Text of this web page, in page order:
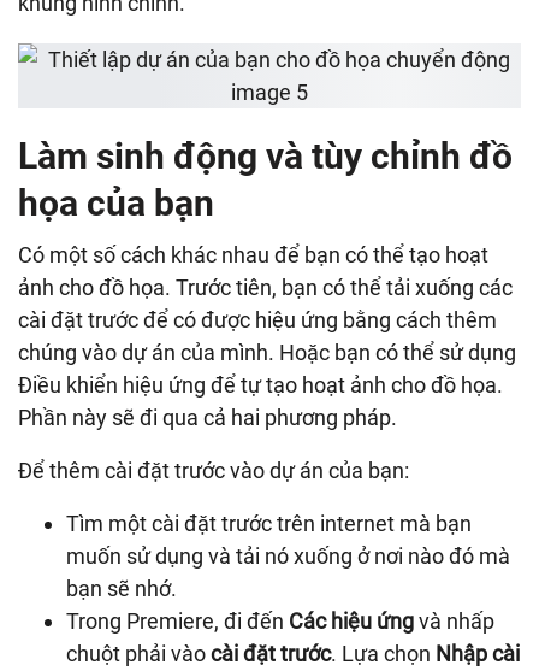
Làm sinh động và tùy chỉnh đồ
họa của bạn
Có một số cách khác nhau để bạn có thể tạo hoạt
ảnh cho đồ họa. Trước tiên, bạn có thể tải xuống các
cài đặt trước để có được hiệu ứng bằng cách thêm
chúng vào dự án của mình. Hoặc bạn có thể sử dụng
Điều khiển hiệu ứng để tự tạo hoạt ảnh cho đồ họa.
Phần này sẽ đi qua cả hai phương pháp.
Để thêm cài đặt trước vào dự án của bạn:
Tìm một cài đặt trước trên internet mà bạn
muốn sử dụng và tải nó xuống ở nơi nào đó mà
bạn sẽ nhớ.
Trong Premiere, đi đến Các hiệu ứngvà nhấp
chuột phải vàocài đặt trước. Lựa chọn Nhập cài